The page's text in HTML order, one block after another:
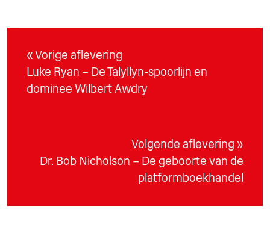
« Vorige aflevering
Luke Ryan – De Talyllyn-spoorlijn en
dominee Wilbert Awdry
Volgende aflevering »
Dr. Bob Nicholson – De geboorte van de
platformboekhandel